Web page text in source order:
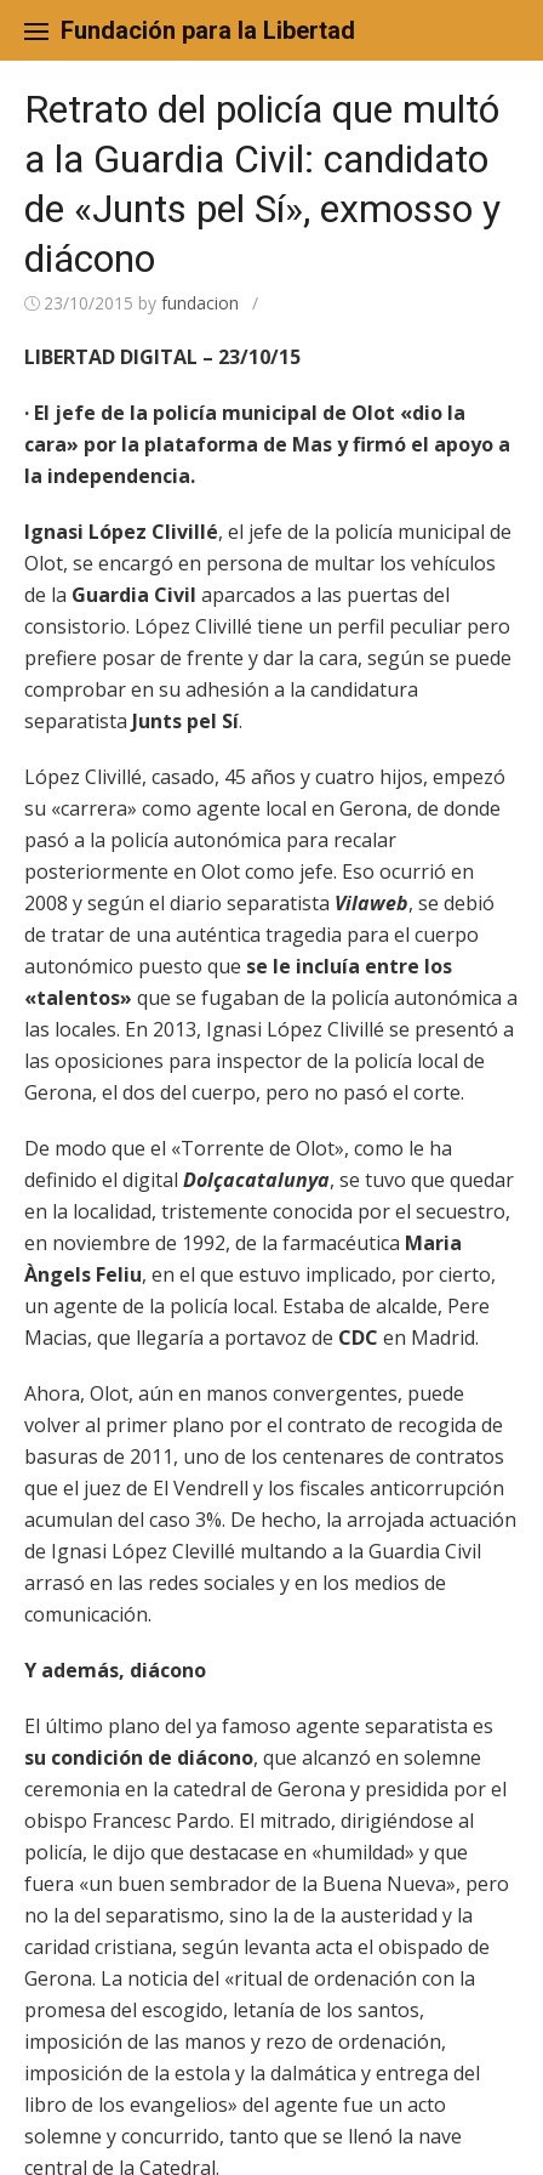
content
Fundación para la Libertad
Retrato del policía que multó
a la Guardia Civil: candidato
de «Junts pel Sí», exmosso y
diácono
23/10/2015 by fundacion /
LIBERTAD DIGITAL – 23/10/15
· El jefe de la policía municipal de Olot «dio la
cara» por la plataforma de Mas y firmó el apoyo a
la independencia.
Ignasi López Clivillé, el jefe de la policía municipal de
Olot, se encargó en persona de multar los vehículos
de la Guardia Civil aparcados a las puertas del
consistorio. López Clivillé tiene un perfil peculiar pero
prefiere posar de frente y dar la cara, según se puede
comprobar en su adhesión a la candidatura
separatista Junts pel Sí.
López Clivillé, casado, 45 años y cuatro hijos, empezó
su «carrera» como agente local en Gerona, de donde
pasó a la policía autonómica para recalar
posteriormente en Olot como jefe. Eso ocurrió en
2008 y según el diario separatista Vilaweb, se debió
de tratar de una auténtica tragedia para el cuerpo
autonómico puesto que se le incluía entre los
«talentos» que se fugaban de la policía autonómica a
las locales. En 2013, Ignasi López Clivillé se presentó a
las oposiciones para inspector de la policía local de
Gerona, el dos del cuerpo, pero no pasó el corte.
De modo que el «Torrente de Olot», como le ha
definido el digital Dolçacatalunya, se tuvo que quedar
en la localidad, tristemente conocida por el secuestro,
en noviembre de 1992, de la farmacéutica Maria
Àngels Feliu, en el que estuvo implicado, por cierto,
un agente de la policía local. Estaba de alcalde, Pere
Macias, que llegaría a portavoz de CDC en Madrid.
Ahora, Olot, aún en manos convergentes, puede
volver al primer plano por el contrato de recogida de
basuras de 2011, uno de los centenares de contratos
que el juez de El Vendrell y los fiscales anticorrupción
acumulan del caso 3%. De hecho, la arrojada actuación
de Ignasi López Clevillé multando a la Guardia Civil
arrasó en las redes sociales y en los medios de
comunicación.
Y además, diácono
El último plano del ya famoso agente separatista es
su condición de diácono, que alcanzó en solemne
ceremonia en la catedral de Gerona y presidida por el
obispo Francesc Pardo. El mitrado, dirigiéndose al
policía, le dijo que destacase en «humildad» y que
fuera «un buen sembrador de la Buena Nueva», pero
no la del separatismo, sino la de la austeridad y la
caridad cristiana, según levanta acta el obispado de
Gerona. La noticia del «ritual de ordenación con la
promesa del escogido, letanía de los santos,
imposición de las manos y rezo de ordenación,
imposición de la estola y la dalmática y entrega del
libro de los evangelios» del agente fue un acto
solemne y concurrido, tanto que se llenó la nave
central de la Catedral.